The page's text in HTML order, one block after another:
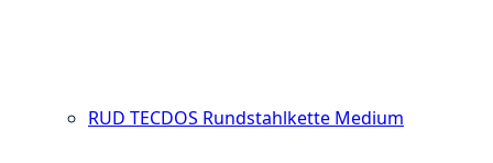
RUD TECDOS Rundstahlkette Medium